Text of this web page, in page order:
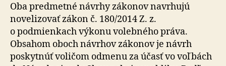
Oba predmetné návrhy zákonov navrhujú
novelizovať zákon č. 180/2014 Z. z.
o podmienkach výkonu volebného práva.
Obsahom oboch návrhov zákonov je návrh
poskytnúť voličom odmenu za účasť vo voľbách